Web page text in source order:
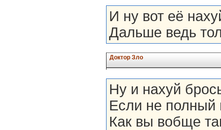
И ну вот её
Дальше ведь
Доктор Зло
Ну и нахуй
Если не
Как вы вобще